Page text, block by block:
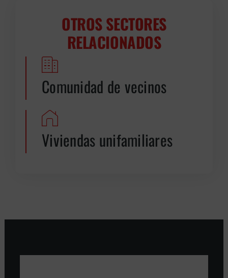
OTROS SECTORES
RELACIONADOS
Comunidad de vecinos
Viviendas unifamiliares